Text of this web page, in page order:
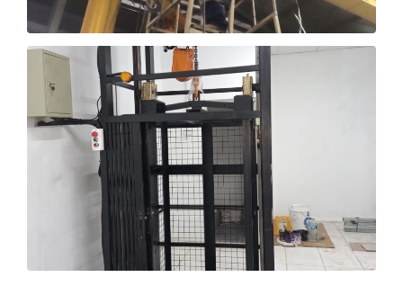
OVERHEAD CRANE